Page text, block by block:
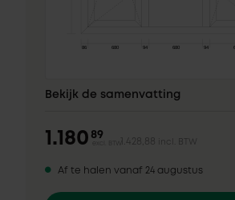
Bekijk de samenvatting
1.180 89
1.428,88 incl. BTW
Af te halen vanaf 24 augustus